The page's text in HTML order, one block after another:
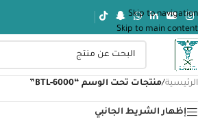
Skip to navigation
Skip to main content
الرئيسية/منتجات تحت الوسم “BTL-6000”
إظهار الشريط الجانبي